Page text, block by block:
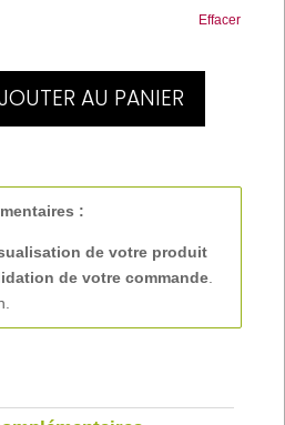
Effacer
AU PANIER
:
de votre produit
de votre commande